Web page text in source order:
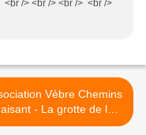
<br /> <br /> <br /> <br />
Vèbre Chemins
- La grotte de la
Turrière dans Caychax >